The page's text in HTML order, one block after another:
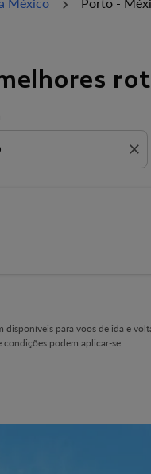
close
disponíveis para voos de ida e
podem aplicar-se.